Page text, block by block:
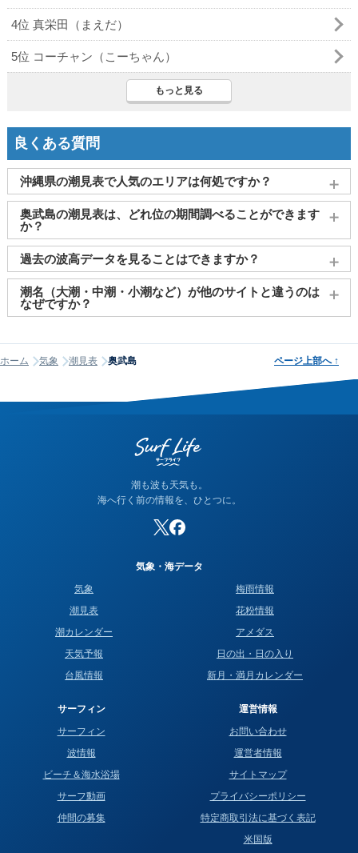
4位 真栄田（まえだ）
5位 コーチャン（こーちゃん）
もっと見る
良くある質問
沖縄県の潮見表で人気のエリアは何処ですか？
宮古島、那覇（沖縄県）、石垣島、糸満、 読谷村(都屋)
がよ
く見られております。
奥武島の潮見表は、どれ位の期間調べることができます
か？
2011～2027年までの16年間分の潮汐情報や日の出・日の入りを
調べることができます。視覚的に分かり易くタイドグラフで、
日の出・日の入り情報も合わせて確認することができます。
過去の波高データを見ることはできますか？
大変申し訳ございませんが、過去の波高データ（波の高さ）に
関してはご提供しておりません。
潮名（大潮・中潮・小潮など）が他のサイトと違うのは
なぜですか？
何日まで大潮」という統一された公的な定義はありません。そ
のため、サイトが採用する計算方式によって、境界にあたる日
って見える場合は、そのサイトが別の方式を使っている可能性
ホーム 気象 潮見表 奥武島 ページ上部へ ↑
潮も波も天気も。
海へ行く前の情報を、ひとつに。
気象・海データ
気象
潮見表
潮カレンダー
天気予報
台風情報
梅雨情報
花粉情報
アメダス
日の出・日の入り
新月・満月カレンダー
サーフィン
サーフィン
波情報
ビーチ＆海水浴場
サーフ動画
仲間の募集
運営情報
お問い合わせ
運営者情報
サイトマップ
プライバシーポリシー
特定商取引法に基づく表記
米国版